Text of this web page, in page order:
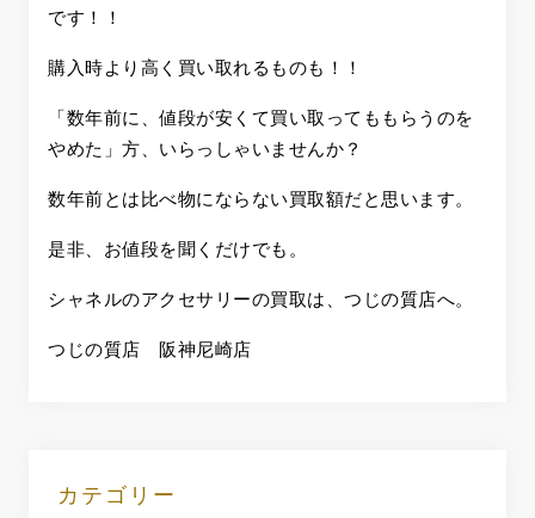
です！！
購入時より高く買い取れるものも！！
「数年前に、値段が安くて買い取ってももらうのを
やめた」方、いらっしゃいませんか？
数年前とは比べ物にならない買取額だと思います。
是非、お値段を聞くだけでも。
シャネルのアクセサリーの買取は、つじの質店へ。
つじの質店 阪神尼崎店
カテゴリー